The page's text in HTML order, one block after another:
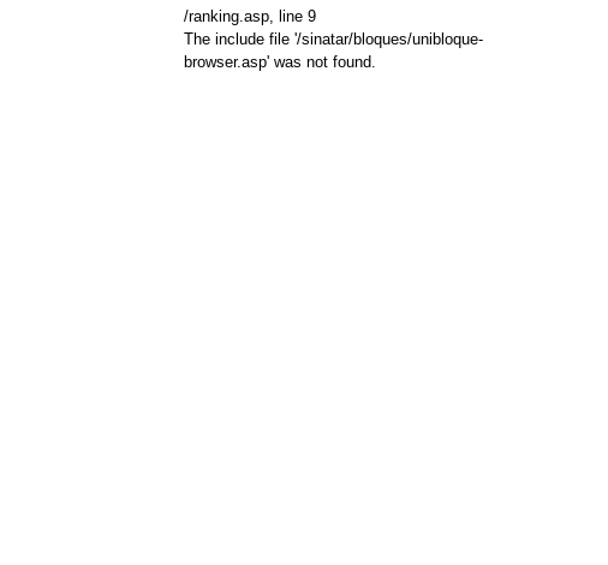
/ranking.asp, line 9
The include file '/sinatar/bloques/unibloque-
browser.asp' was not found.